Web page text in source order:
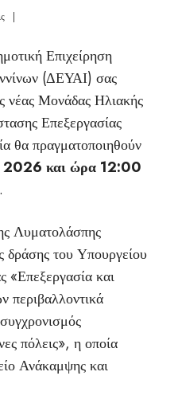
|
Επιχείρηση
(ΔΕΥΑΙ) σας
νέας Μονάδας Ηλιακής
Επεξεργασίας
θα πραγματοποιηθούν
2026 και ώρα 12:00
Λυματολάσπης
δράσης του Υπουργείου
«Επεξεργασία και
περιβαλλοντικά
πόλεις», η οποία
Ανάκαμψης και